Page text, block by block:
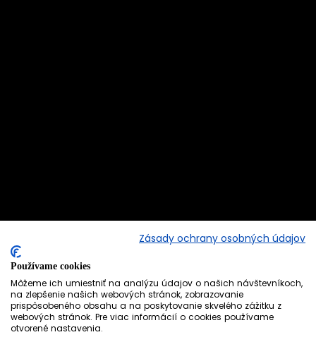
Zásady ochrany osobných údajov
Používame cookies
Môžeme ich umiestniť na analýzu údajov o našich návštevníkoch,
na zlepšenie našich webových stránok, zobrazovanie
prispôsobeného obsahu a na poskytovanie skvelého zážitku z
webových stránok. Pre viac informácií o cookies používame
otvorené nastavenia.